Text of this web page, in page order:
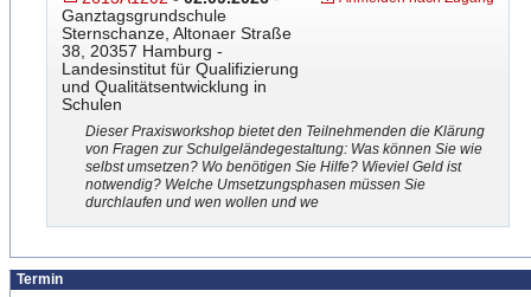
Ganztagsgrundschule
Sternschanze, Altonaer Straße
38, 20357 Hamburg -
Landesinstitut für Qualifizierung
und Qualitätsentwicklung in
Schulen
Dieser Praxisworkshop bietet den Teilnehmenden die Klärung
von Fragen zur Schulgeländegestaltung: Was können Sie wie
selbst umsetzen? Wo benötigen Sie Hilfe? Wieviel Geld ist
notwendig? Welche Umsetzungsphasen müssen Sie
durchlaufen und wen wollen und we
Termin